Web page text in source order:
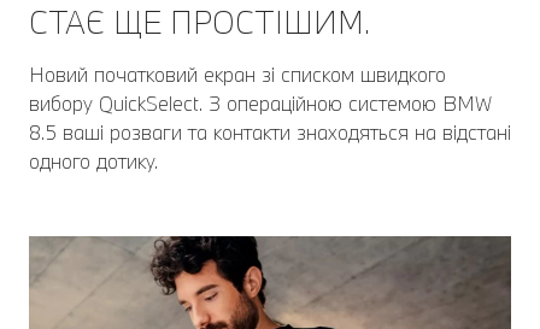
СТАЄ ЩЕ ПРОСТІШИМ.
Новий початковий екран зі списком швидкого
вибору QuickSelect. З операційною системою BMW
8.5 ваші розваги та контакти знаходяться на відстані
одного дотику.